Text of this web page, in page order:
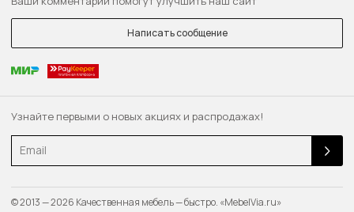
Узнайте первыми о новых акциях и распродажах!
Написать сообщение
© 2013 — 2026 Качественная мебель — быстро. «MebelVia.ru»